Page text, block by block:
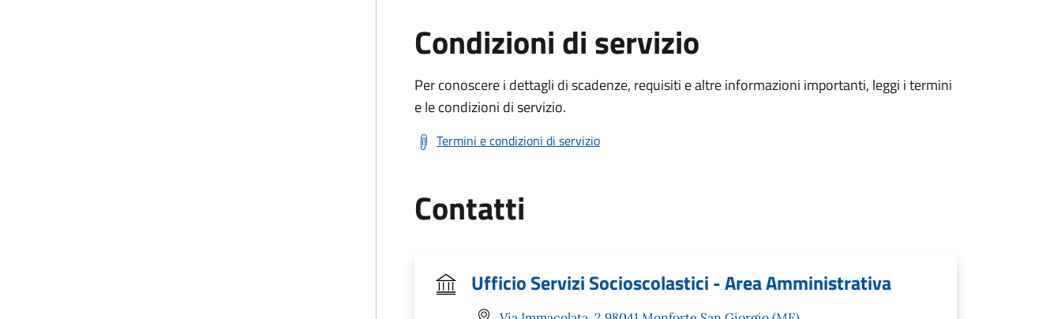
Condizioni di servizio
Per conoscere i dettagli di scadenze, requisiti e altre informazioni importanti, leggi i termini
e le condizioni di servizio.
Termini e condizioni di servizio
Contatti
Ufficio Servizi Socioscolastici - Area Amministrativa